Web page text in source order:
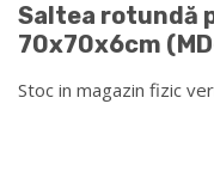
Saltea rotundă
70x70x6cm
Stoc in magazin fizic